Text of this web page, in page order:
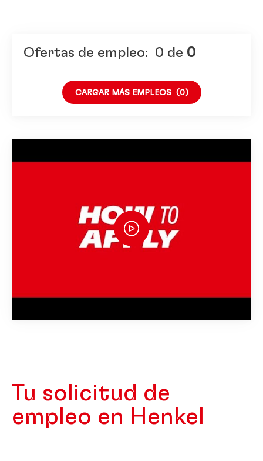
Ofertas de empleo: 0 de 0
CARGAR MÁS EMPLEOS (0)
Tu solicitud de
empleo en Henkel